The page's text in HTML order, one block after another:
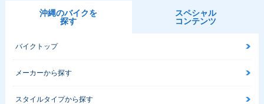
沖縄のバイクを
探す
スペシャル
コンテンツ
バイクトップ
メーカーから探す
スタイルタイプから探す